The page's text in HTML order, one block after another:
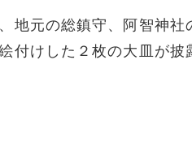
地元の総鎮守、阿智神
付けした２枚の大皿が披